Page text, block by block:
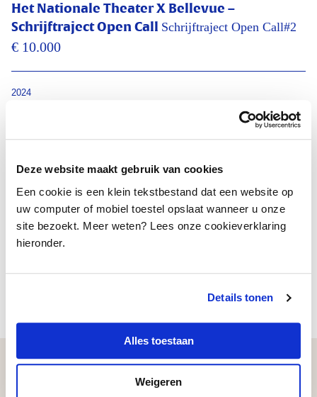
Deze website maakt gebruik van cookies
Een cookie is een klein tekstbestand dat een website op
uw computer of mobiel toestel opslaat wanneer u onze
site bezoekt. Meer weten? Lees onze cookieverklaring
hieronder.
Details tonen
Alles toestaan
Weigeren
Het Nationale Theater X Bellevue –
Schrijftraject Open Call Schrijftraject Open Call#2
€ 10.000
2024
Foundation Amsterdam HipHop Center –
Catoo Lustig Ontwikkelingstraject
2024
Martin Roemers Fotoboek 'Homo Mobilis'
3